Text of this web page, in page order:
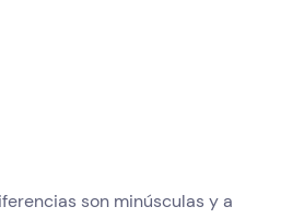
son minúsculas y a